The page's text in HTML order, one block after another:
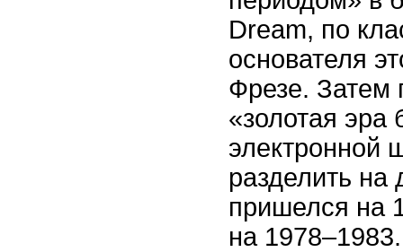
Dream, по
основателя
Фрезе. Затем
«золотая эра
электронной
разделить на
пришелся на
на 1978–1983.